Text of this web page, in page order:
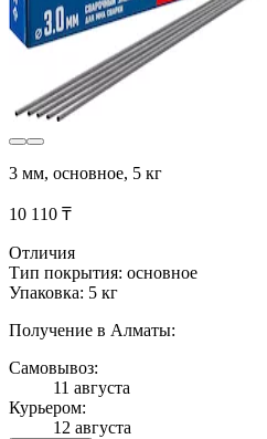
3 мм, основное, 5 кг
10 110 ₸
Отличия
Тип покрытия: основное
Упаковка: 5 кг
Получение в Алматы:
Самовывоз:
11 августа
Курьером:
12 августа